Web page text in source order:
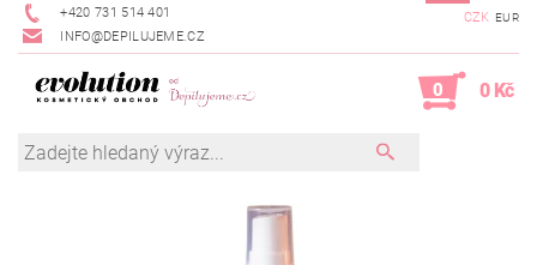
+420 731 514 401
INFO@DEPILUJEME.CZ
CZK EUR
0 0 Kč